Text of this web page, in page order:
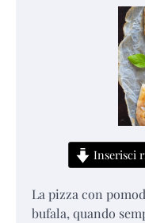
Inserisci
La pizza con
bufala, quando